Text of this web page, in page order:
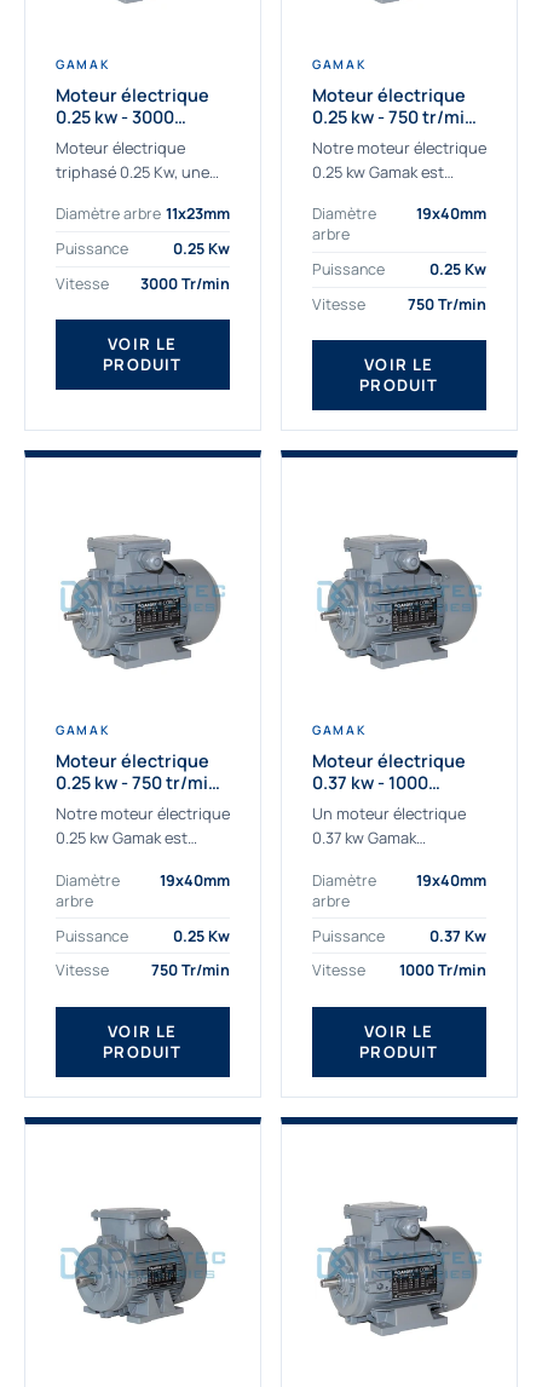
GAMAK
Moteur électrique
0.25 kw - 3000
Tr/min - 230/400V -
IE2
Moteur électrique
triphasé 0.25 Kw, une
adaptée à tous types
de machines.
triphasé 0.25 Kw Gamak
à haut rendement...
Diamètre arbre 11x23mm
Puissance
0.25 Kw
Vitesse
3000 Tr/min
VOIR LE
PRODUIT
GAMAK
Moteur électrique
0.25 kw - 750 tr/min -
230/400V - IE2
Notre moteur électrique
0.25 kw Gamak est
aux applications
sévères. Nous
déterminons,
fournissons
des moteurs
asynchrones depuis de
nombreuses années....
Diamètre
arbre
19x40mm
Puissance
0.25 Kw
Vitesse
750 Tr/min
VOIR LE
PRODUIT
GAMAK
Moteur électrique
0.25 kw - 750 tr/min -
230/400V - IE3
Notre moteur électrique
0.25 kw Gamak est
aux applications
sévères. Nous
déterminons,
fournissons
des moteurs
asynchrones depuis de
nombreuses années....
Diamètre
arbre
19x40mm
Puissance
0.25 Kw
Vitesse
750 Tr/min
VOIR LE
PRODUIT
GAMAK
Moteur électrique
0.37 kw - 1000
Tr/min - 230/400V -
IE2
Un moteur électrique
0.37 kw Gamak
aux applications
industrielles.
Commander un moteur
Gamak c’est choisir un
produit de très haute
qualité....
Diamètre
arbre
19x40mm
Puissance
0.37 Kw
Vitesse
1000 Tr/min
VOIR LE
PRODUIT